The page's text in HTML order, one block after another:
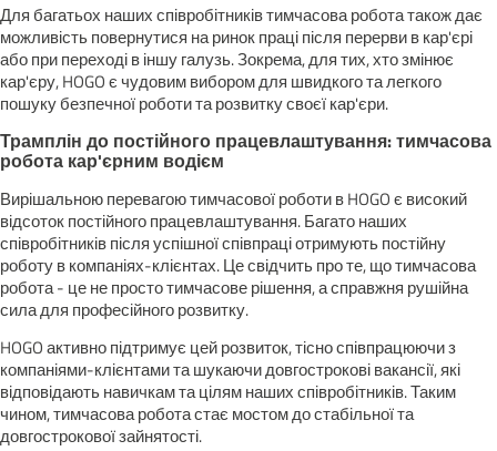
Для багатьох наших співробітників тимчасова робота також дає
можливість повернутися на ринок праці після перерви в кар'єрі
або при переході в іншу галузь. Зокрема, для тих, хто змінює
кар'єру, HOGO є чудовим вибором для швидкого та легкого
пошуку безпечної роботи та розвитку своєї кар'єри.
Трамплін до постійного працевлаштування: тимчасова
робота кар'єрним водієм
Вирішальною перевагою тимчасової роботи в HOGO є високий
відсоток постійного працевлаштування. Багато наших
співробітників після успішної співпраці отримують постійну
роботу в компаніях-клієнтах. Це свідчить про те, що тимчасова
робота - це не просто тимчасове рішення, а справжня рушійна
сила для професійного розвитку.
HOGO активно підтримує цей розвиток, тісно співпрацюючи з
компаніями-клієнтами та шукаючи довгострокові вакансії, які
відповідають навичкам та цілям наших співробітників. Таким
чином, тимчасова робота стає мостом до стабільної та
довгострокової зайнятості.